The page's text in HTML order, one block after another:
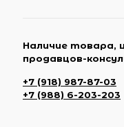
Наличие товара,
продавцов-
+7 (918) 987-87-03
+7 (988) 6-203-203